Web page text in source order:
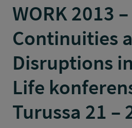
WORK 2013 –
Continuities
Disruptions
Life
Turussa 21 –